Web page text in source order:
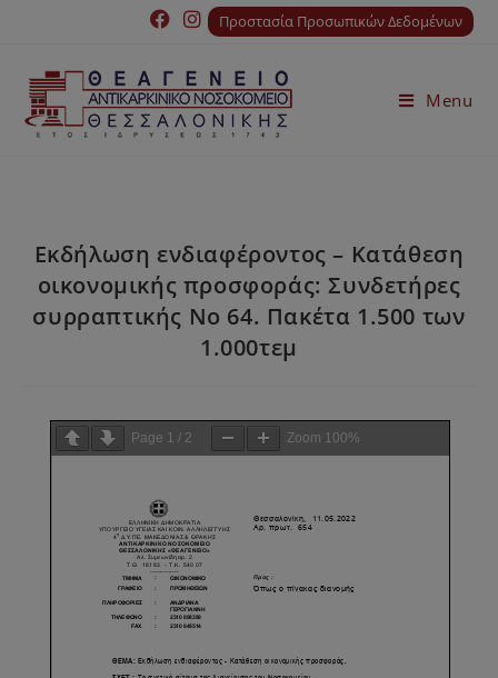
Προστασία Προσωπικών Δεδομένων
Menu
Εκδήλωση ενδιαφέροντος – Κατάθεση
οικονοµικής προσφοράς: Συνδετήρες
συρραπτικής Νο 64. Πακέτα 1.500 των
1.000τεµ
Page 1 / 2 Zoom 100%